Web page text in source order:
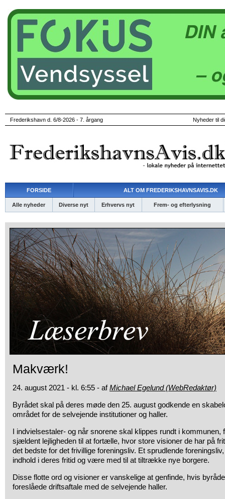
Frederikshavn d. 6/8-2026 - 7. årgang Nyheder til
FORSIDE ALT OM FREDERIKSHAVNSAVIS.DK
Alle nyheder Diverse nyt Erhvervs nyt Frem- og efterlysning
Makværk!
24. august 2021 - kl. 6:55 - afMichael Egelund (WebRedaktør)
Byrådet skal på deres møde den 25. august godkende en
området for de selvejende institutioner og haller.
I indvielsestaler- og når snorene skal klippes rundt i kommunen,
sjældent lejligheden til at fortælle, hvor store visioner de har på
det bedste for det frivillige foreningsliv. Et sprudlende
indhold i deres fritid og være med til at tiltrække nye borgere.
Disse flotte ord og visioner er vanskelige at genfinde, hvis
foreslåede driftsaftale med de selvejende haller.